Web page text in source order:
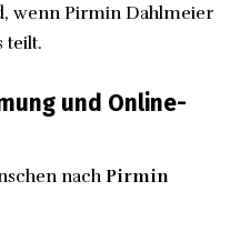
wenn Pirmin Dahlmeier
teilt.
und Online-
nach Pirmin